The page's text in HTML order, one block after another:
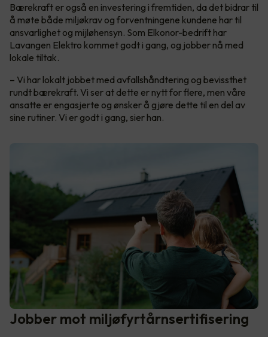
Bærekraft er også en investering i fremtiden, da det bidrar til
å møte både miljøkrav og forventningene kundene har til
ansvarlighet og mijløhensyn. Som Elkonor-bedrift har
Lavangen Elektro kommet godt i gang, og jobber nå med
lokale tiltak.
– Vi har lokalt jobbet med avfallshåndtering og bevissthet
rundt bærekraft. Vi ser at dette er nytt for flere, men våre
ansatte er engasjerte og ønsker å gjøre dette til en del av
sine rutiner. Vi er godt i gang, sier han.
Jobber mot miljøfyrtårnsertifisering